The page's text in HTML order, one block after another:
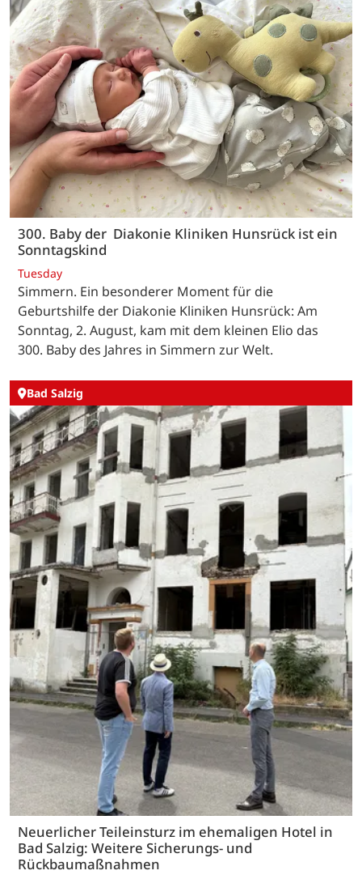
300. Baby der Diakonie Kliniken Hunsrück ist ein
Sonntagskind
Tuesday
Simmern. Ein besonderer Moment für die
Geburtshilfe der Diakonie Kliniken Hunsrück: Am
Sonntag, 2. August, kam mit dem kleinen Elio das
300. Baby des Jahres in Simmern zur Welt.
Bad Salzig
Neuerlicher Teileinsturz im ehemaligen Hotel in
Bad Salzig: Weitere Sicherungs- und
Rückbaumaßnahmen